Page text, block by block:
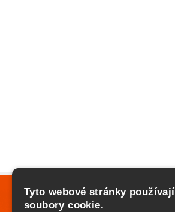
Tyto webové stránky používají
soubory cookie.